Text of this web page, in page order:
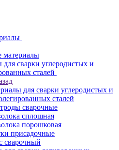
материалы
сварки углеродистых и
сталей
для сварки углеродистых и
сталей
сварочные
сплошная
порошковая
присадочные
сварочный